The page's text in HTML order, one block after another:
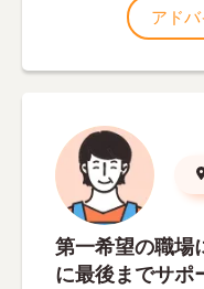
アド
第一希望の職場
に最後までサポ